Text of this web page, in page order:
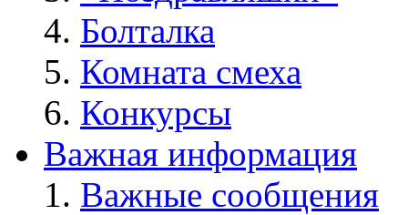
Болталка
Комната смеха
Конкурсы
Важная информация
Важные сообщения